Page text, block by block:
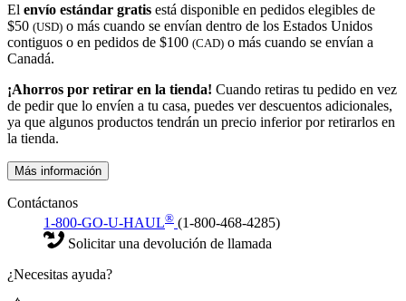
El envío estándar gratis está disponible en pedidos elegibles de
$50 (USD) o más cuando se envían dentro de los Estados Unidos
contiguos o en pedidos de $100 (CAD) o más cuando se envían a
Canadá.
¡Ahorros por retirar en la tienda! Cuando retiras tu pedido en vez
de pedir que lo envíen a tu casa, puedes ver descuentos adicionales,
ya que algunos productos tendrán un precio inferior por retirarlos en
la tienda.
Más información
Contáctanos
1-800-GO-U-HAUL® (1-800-468-4285)
Solicitar una devolución de llamada
¿Necesitas ayuda?